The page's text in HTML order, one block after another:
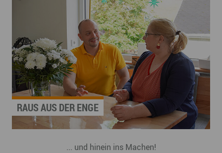
RAUS AUS DER ENGE
... und hinein ins Machen!